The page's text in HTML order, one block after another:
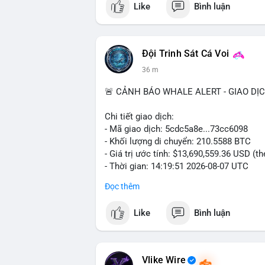
$btc $eth
📰 Nguồn: CoinDesk
Like Bình luận
Đội Trinh Sát Cá Voi
36 m
🚨 CẢNH BÁO WHALE ALERT - GIAO
Chi tiết giao dịch:
- Mã giao dịch: 5cdc5a8e...73cc6098
- Khối lượng di chuyển: 210.5588 BTC
- Giá trị ước tính: $13,690,559.36 USD
- Thời gian: 14:19:51 2026-08-07 UTC
Nhận định phân tích hành vi của Cá voi
Lời khuyên ngắn gọn cho nhà đầu tư nhỏ
phải là các từ khóa cụ thể xuất hiện
Đọc thêm
Like Bình luận
Vlike Wire